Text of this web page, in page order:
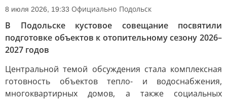
8 июля 2026, 19:33 Официально Подольск
В Подольске кустовое совещание посвятили
подготовке объектов к отопительному сезону 2026–
2027 годов
Центральной темой обсуждения стала комплексная
готовность объектов тепло- и водоснабжения,
многоквартирных домов, а также социальных